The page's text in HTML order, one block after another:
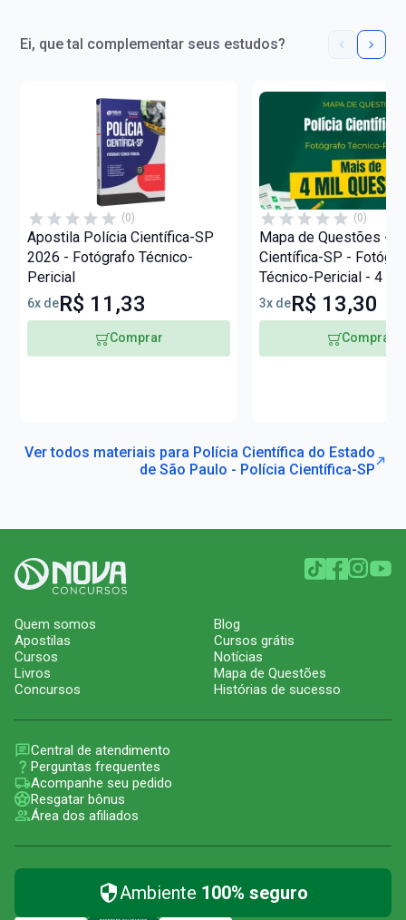
Ei, que tal complementar seus estudos?
(0)
Apostila Polícia Científica-SP
2026 - Fotógrafo Técnico-
Pericial
6x deR$ 11,33
Comprar
(0)
Mapa de Questões -
Científica-SP -
Técnico-Pericial - 4 Mil
Questões
3x deR$ 13,30
Comprar
Ver todos materiais para Polícia Científica do Estado
de São Paulo - Polícia Científica-SP
Quem somos
Apostilas
Cursos
Livros
Concursos
Blog
Cursos grátis
Notícias
Mapa de Questões
Histórias de sucesso
Central de atendimento
Perguntas frequentes
Acompanhe seu pedido
Resgatar bônus
Área dos afiliados
Ambiente 100% seguro